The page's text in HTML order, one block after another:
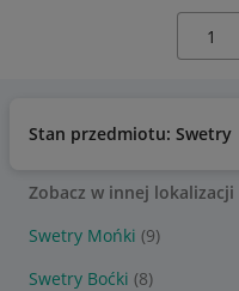
Stan przedmiotu: Swetry
Zobacz w innej lokalizacji
Swetry Mońki (9)
Swetry Boćki (8)